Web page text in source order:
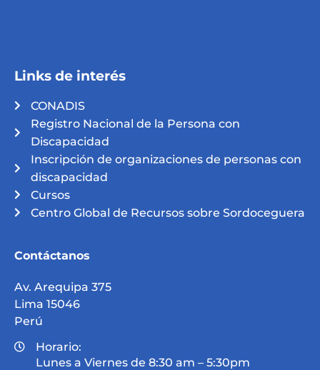
Links de interés
CONADIS
Registro Nacional de la Persona con
Discapacidad
Inscripción de organizaciones de personas con
discapacidad
Cursos
Centro Global de Recursos sobre Sordoceguera
Contáctanos
Av. Arequipa 375
Lima 15046
Perú
Horario:
Lunes a Viernes de 8:30 am – 5:30pm